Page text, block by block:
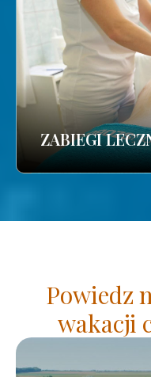
ZABIEGI
Powiedz
wakacji